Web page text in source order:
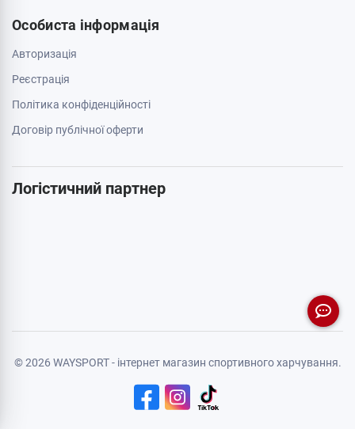
Особиста інформація
Авторизація
Реєстрація
Політика конфіденційності
Договір публічної оферти
Логістичний партнер
© 2026 WAYSPORT - інтернет магазин спортивного харчування.